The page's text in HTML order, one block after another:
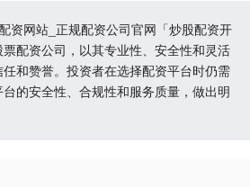
资网站_正规配资公司官网「炒股配资开
配资公司，以其专业性、安全性和灵活
和赞誉。投资者在选择配资平台时仍需
的安全性、合规性和服务质量，做出明